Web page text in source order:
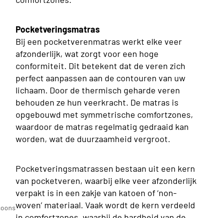
Pocketveringsmatras
Bij een pocketverenmatras werkt elke veer
afzonderlijk, wat zorgt voor een hoge
conformiteit. Dit betekent dat de veren zich
perfect aanpassen aan de contouren van uw
lichaam. Door de thermisch geharde veren
behouden ze hun veerkracht. De matras is
opgebouwd met symmetrische comfortzones,
waardoor de matras regelmatig gedraaid kan
worden, wat de duurzaamheid vergroot.
Pocketveringsmatrassen bestaan uit een kern
van pocketveren, waarbij elke veer afzonderlijk
verpakt is in een zakje van katoen of ‘non-
woven’ materiaal. Vaak wordt de kern verdeeld